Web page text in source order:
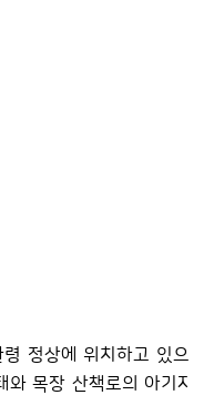
정상에 위치하고 있으며,
목장 산책로의 아기자기